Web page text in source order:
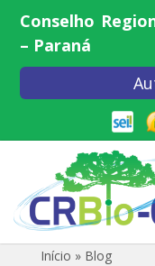
Conselho
– Paraná
Início » Blog